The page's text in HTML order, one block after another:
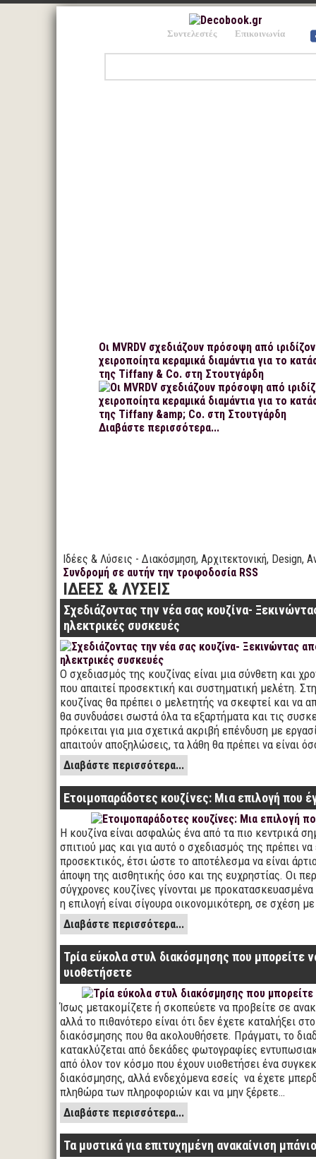
Συντελεστές Επικοινωνία
Οι MVRDV σχεδιάζουν πρόσοψη από
χειροποίητα κεραμικά διαμάντια για το
της Tiffany & Co. στη Στουτγάρδη
Διαβάστε περισσότερα...
Ιδέες & Λύσεις - Διακόσμηση, Αρχιτεκτονική, Design,
Συνδρομή σε αυτήν την τροφοδοσία RSS
ΙΔΕΕΣ & ΛΥΣΕΙΣ
Σχεδιάζοντας την νέα σας κουζίνα-
ηλεκτρικές συσκευές
Ο σχεδιασμός της κουζίνας είναι μια σύνθετη και
που απαιτεί προσεκτική και συστηματική μελέτη.
κουζίνας θα πρέπει ο μελετητής να σκεφτεί και να
θα συνδυάσει σωστά όλα τα εξαρτήματα και τις
πρόκειται για μια σχετικά ακριβή επένδυση με
απαιτούν αποξηλώσεις, τα λάθη θα πρέπει να είναι
Διαβάστε περισσότερα...
Ετοιμοπαράδοτες κουζίνες: Μια επιλογή που
Η κουζίνα είναι ασφαλώς ένα από τα πιο κεντρικά
σπιτιού μας και για αυτό ο σχεδιασμός της πρέπει να
προσεκτικός, έτσι ώστε το αποτέλεσμα να είναι
άποψη της αισθητικής όσο και της ευχρηστίας. Οι
σύγχρονες κουζίνες γίνονται με
η επιλογή είναι σίγουρα οικονομικότερη, σε σχέση
Διαβάστε περισσότερα...
Τρία εύκολα στυλ διακόσμησης που μπορείτε
υιοθετήσετε
Ίσως μετακομίζετε ή σκοπεύετε να προβείτε σε
αλλά το πιθανότερο είναι ότι δεν έχετε καταλήξει
διακόσμησης που θα ακολουθήσετε. Πράγματι, το
κατακλύζεται από δεκάδες φωτογραφίες
από όλον τον κόσμο που έχουν υιοθετήσει ένα
διακόσμησης, αλλά ενδεχόμενα εσείς να έχετε
πληθώρα των πληροφοριών και να μην ξέρετε…
Διαβάστε περισσότερα...
Τα μυστικά για επιτυχημένη ανακαίνιση